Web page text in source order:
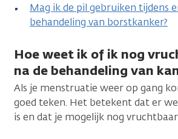
Mag ik de pil gebruiken tijdens
behandeling van borstkanker?
Hoe weet ik of ik nog
na de behandeling van
Als je menstruatie weer op gang
goed teken. Het betekent dat er
is en dat je mogelijk nog